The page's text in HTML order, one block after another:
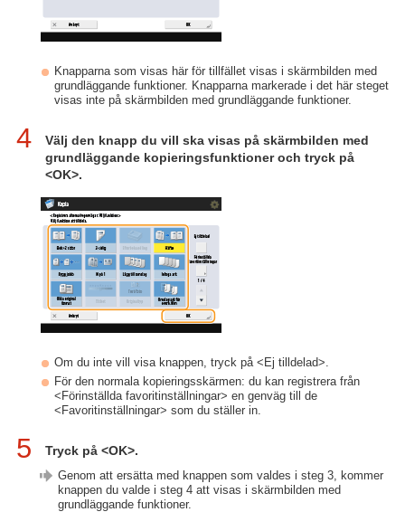
Knapparna som visas här för tillfället visas i skärmbilden med
grundläggande funktioner. Knapparna markerade i det här steget
visas inte på skärmbilden med grundläggande funktioner.
4
Välj den knapp du vill ska visas på skärmbilden med
grundläggande kopieringsfunktioner och tryck på
<OK>.
Om du inte vill visa knappen, tryck på <Ej tilldelad>.
För den normala kopieringsskärmen: du kan registrera från
<Förinställda favoritinställningar> en genväg till de
<Favoritinställningar> som du ställer in.
5 Tryck på <OK>.
Genom att ersätta med knappen som valdes i steg 3, kommer
knappen du valde i steg 4 att visas i skärmbilden med
grundläggande funktioner.